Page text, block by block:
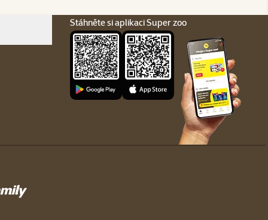
Stáhněte si aplikaci Super zoo